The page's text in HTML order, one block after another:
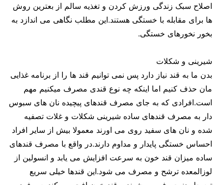
اصلاح سبک زندگی ورزش کردن و تغذیه سالم از بعترین روش
ها برای مقابله با خستگی هستند.این مطلب نگاهی می اندازد به
بخور نخورهای خستگی.
شیرینی و شکلات
بدن ما به قند نیاز دارد پس نمی توانیم قند ها را از برنامه غذایی
مان حذف کنیم اما اینکه چه نوع قندی مصرف میکنیم مهم
است.افرادی که به جای مصرف قندهای پیچیده نان های سبوس
دار به مصرف قندهای ساده شیرینی شکلات و غلات تصفیه
شده و نان های سفید روی می اورند معمولا بیش از سایر افراد
احساس خستگی پایدار و مداوم دارند.در واقع با مصرف قندهای
ساده میزان قند خون به سرعت افزایش می یابد و انسولین از
لوزالمعده ترشح و مصرف می شود.این قندها خیلی سریع